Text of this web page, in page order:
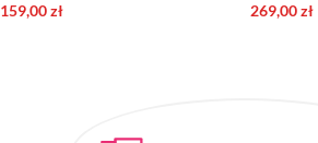
159,00zł
269,00zł